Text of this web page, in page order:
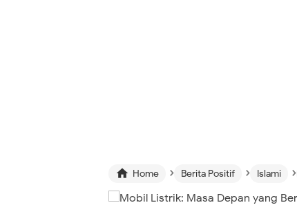
 Home › Berita Positif › Islami ›